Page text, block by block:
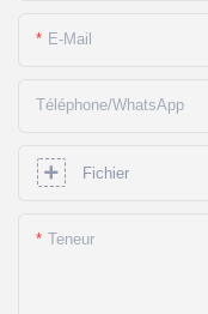
E-Mail
Téléphone/WhatsApp
Fichier
Teneur